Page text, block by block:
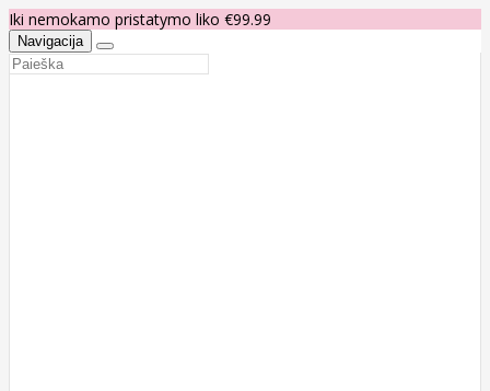
Iki nemokamo pristatymo liko €99.99
Navigacija